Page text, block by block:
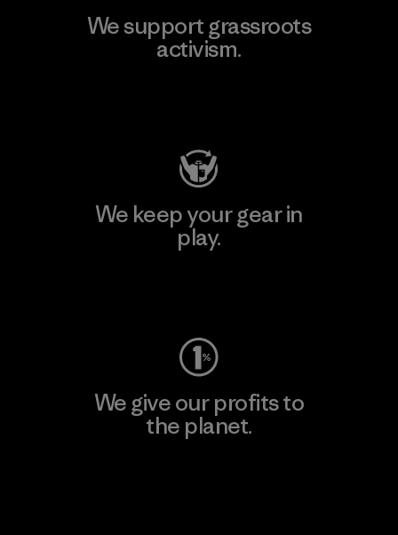
We support grassroots
activism.
We keep your gear in
play.
We give our profits to
the planet.